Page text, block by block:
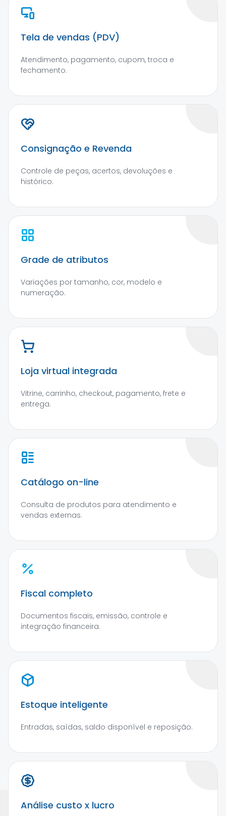
Tela de vendas (PDV)
Atendimento, pagamento, cupom, troca e
fechamento.
Consignação e Revenda
Controle de peças, acertos, devoluções e
histórico.
Grade de atributos
Variações por tamanho, cor, modelo e
numeração.
Loja virtual integrada
Vitrine, carrinho, checkout, pagamento, frete e
entrega.
Catálogo on-line
Consulta de produtos para atendimento e
vendas externas.
Fiscal completo
Documentos fiscais, emissão, controle e
integração financeira.
Estoque inteligente
Entradas, saídas, saldo disponível e reposição.
Análise custo x lucro